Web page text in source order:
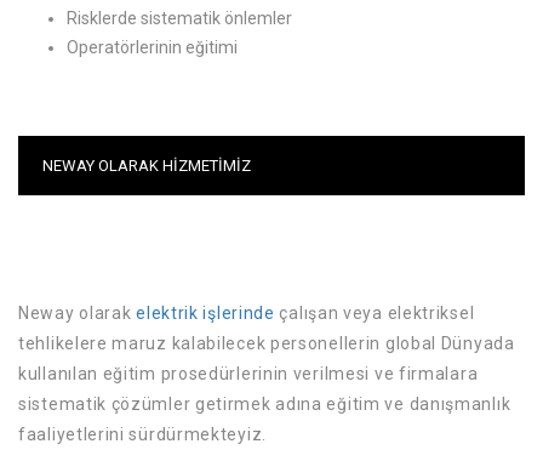
Risklerde sistematik önlemler
Operatörlerinin eğitimi
NEWAY OLARAK HIZMETIMIZ
Neway olarakelektrik işlerinde çalışan veya elektriksel
tehlikelere maruz kalabilecek personellerin global Dünyada
kullanılan eğitim prosedürlerinin verilmesi ve firmalara
sistematik çözümler getirmek adına eğitim ve danışmanlık
faaliyetlerini sürdürmekteyiz.